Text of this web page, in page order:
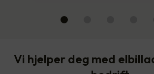
Vi hjelper deg med